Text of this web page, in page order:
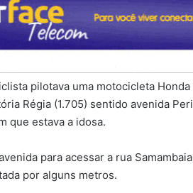
pilotava uma motocicleta
Régia (1.705) sentido avenida
que estava a idosa.
para acessar a rua
por alguns metros.